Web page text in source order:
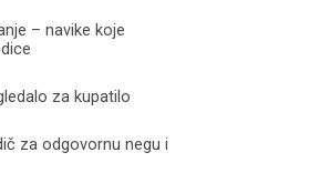
– navike koje
za kupatilo
za odgovornu negu i